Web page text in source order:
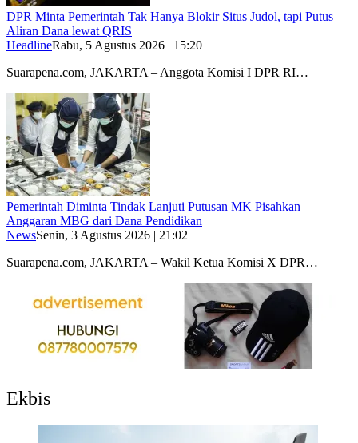
DPR Minta Pemerintah Tak Hanya Blokir Situs Judol, tapi Putus
Aliran Dana lewat QRIS
HeadlineRabu, 5 Agustus 2026 | 15:20
Suarapena.com, JAKARTA – Anggota Komisi I DPR RI…
Pemerintah Diminta Tindak Lanjuti Putusan MK Pisahkan
Anggaran MBG dari Dana Pendidikan
NewsSenin, 3 Agustus 2026 | 21:02
Suarapena.com, JAKARTA – Wakil Ketua Komisi X DPR…
Ekbis